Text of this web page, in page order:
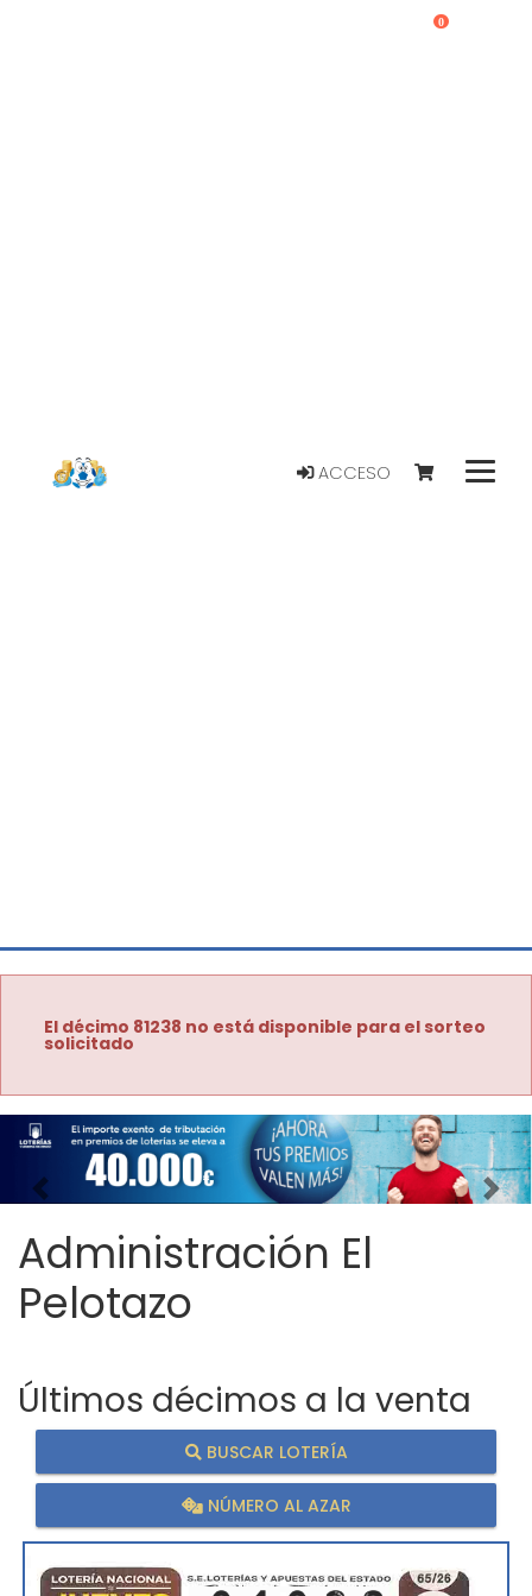
ACCESO
0
El décimo 81238 no está disponible para el sorteo
solicitado
Imagen anterior
Administración El
Pelotazo
Últimos décimos a la venta
BUSCAR LOTERÍA
NÚMERO AL AZAR